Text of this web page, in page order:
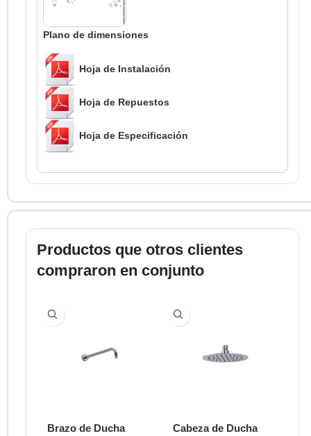
Plano de dimensiones
Hoja de Instalación
Hoja de Repuestos
Hoja de Especificación
Productos que otros clientes
compraron en conjunto
Brazo de Ducha Cabeza de Ducha